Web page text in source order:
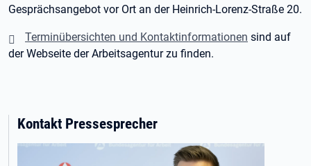
Gesprächsangebot vor Ort an der Heinrich-Lorenz-Straße 20.
Terminübersichten und Kontaktinformationen sind auf
der Webseite der Arbeitsagentur zu finden.
Kontakt Pressesprecher